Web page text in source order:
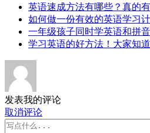
英语速成方法有哪些？真的
如何做一份有效的英语学习
一年级孩子同时学英语和拼
学习英语的好方法！大家知
发表我的评论
取消评论